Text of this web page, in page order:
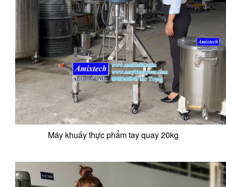
Máy khuấy thực phẩm tay quay 20kg